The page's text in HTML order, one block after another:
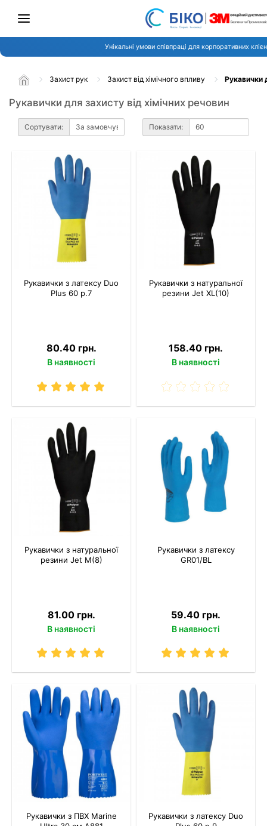
Унікальні умови співпраці для корпоративних
Захист рук Захист від хімічного впливу Рукавички
Рукавички для захисту від хімічних речовин
Сортувати: Показати:
Рукавички з латексу Duo
Plus 60 р.7
80.40 грн.
В наявності
Рукавички з натуральної
резини Jet XL(10)
158.40 грн.
В наявності
Рукавички з натуральної
резини Jet M(8)
81.00 грн.
В наявності
Рукавички з латексу
GR01/BL
59.40 грн.
В наявності
Рукавички з ПВХ Marine
Рукавички з латексу Duo